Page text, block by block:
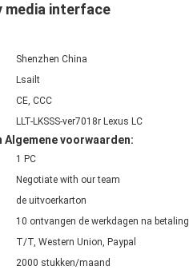
media interface
Shenzhen China
Lsailt
CE, CCC
LLT-LKSSS-ver7018r Lexus LC
Algemene voorwaarden:
1 PC
Negotiate with our team
de uitvoerkarton
10 ontvangen de werkdagen na betaling
T/T, Western Union, Paypal
2000 stukken/maand